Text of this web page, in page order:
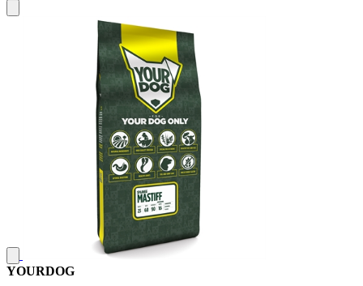
YOURDOG